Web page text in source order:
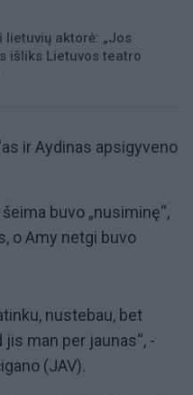
lietuvių aktorė: „Jos
išliks Lietuvos teatro
ir Aydinas apsigyveno
buvo „nusiminę“,
o Amy netgi buvo
nustebau, bet
man per jaunas“, -
(JAV).